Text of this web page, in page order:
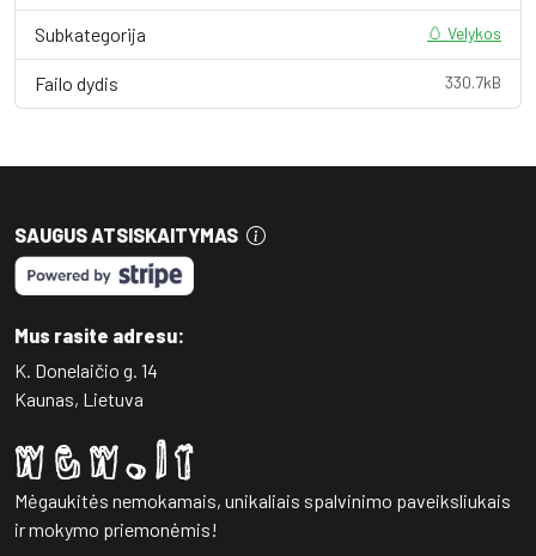
Subkategorija 🥚 Velykos
Failo dydis 330.7kB
SAUGUS ATSISKAITYMAS
Mus rasite adresu:
K. Donelaičio g. 14
Kaunas, Lietuva
Mėgaukitės nemokamais, unikaliais spalvinimo paveiksliukais
ir mokymo priemonėmis!